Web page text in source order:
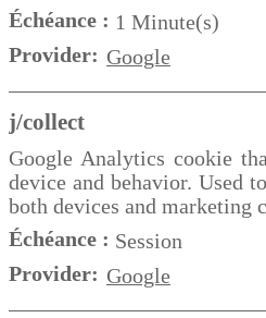
Échéance : 1 Minute(s)
Provider: Google
j/collect
Google Analytics cookie
device and behavior. Used
both devices and marketing
Échéance : Session
Provider: Google